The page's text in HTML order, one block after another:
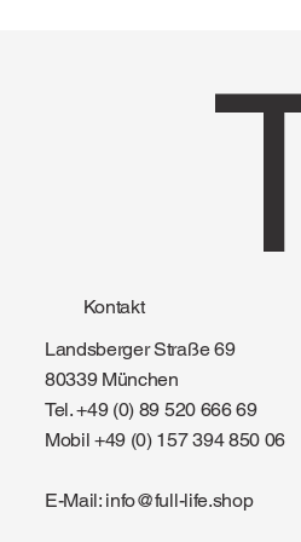
Kontakt
Landsberger Straße 69
80339 München
Tel. +49 (0) 89 520 666 69
Mobil +49 (0) 157 394 850 06
E-Mail: info@full-life.shop